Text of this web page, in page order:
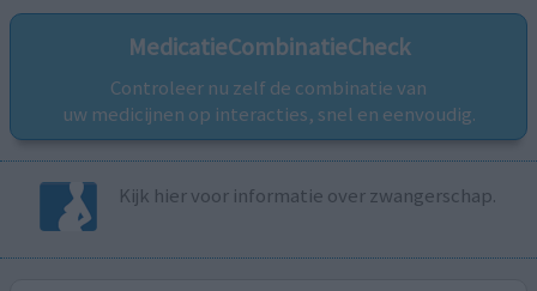
MedicatieCombinatieCheck
Controleer nu zelf de combinatie van
uw medicijnen op interacties, snel en eenvoudig.
Kijk hier voor informatie over zwangerschap.